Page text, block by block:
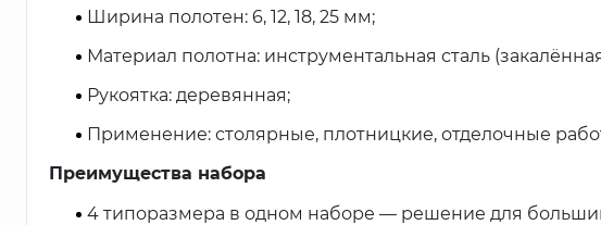
Ширина полотен: 6, 12, 18, 25 мм;
Материал полотна: инструментальная сталь
Рукоятка: деревянная;
Применение: столярные, плотницкие, отделочные
Преимущества набора
4 типоразмера в одном наборе — решение для